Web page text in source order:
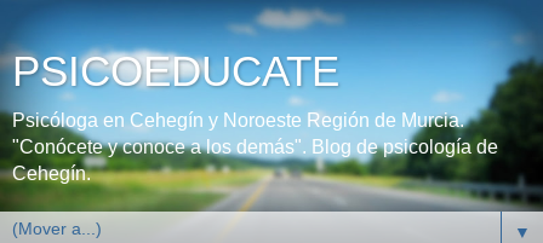
PSICOEDUCATE
Psicóloga en Cehegín y Noroeste Región de Murcia.
"Conócete y conoce a los demás". Blog de psicología de
Cehegín.
▼